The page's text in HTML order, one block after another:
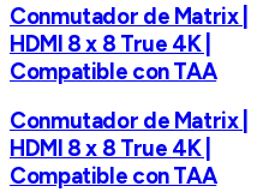
Conmutador de Matrix |
HDMI 8 x 8 True 4K |
Compatible con TAA
Conmutador de Matrix |
HDMI 8 x 8 True 4K |
Compatible con TAA